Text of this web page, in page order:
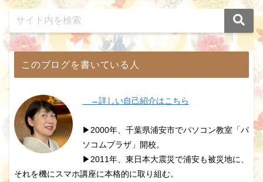
このブログを書いている人
→詳しい自己紹介はこちら
▶2000年、千葉県浦安市でパソコン教室「パ
ソコムプラザ」開校。
▶2011年、東日本大震災で浦安も被災地に、
それを機にスマホ講座に本格的に取り組む。